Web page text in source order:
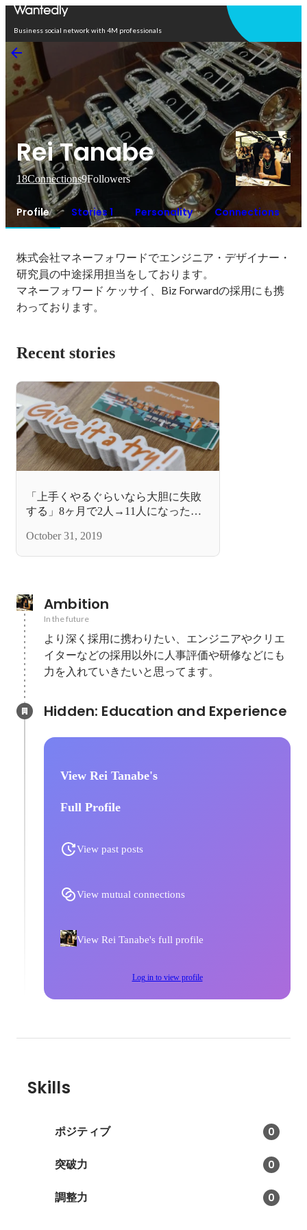
Business social network with 4M professionals
Rei Tanabe
18Connections9Followers
Profile Stories 1 Personality Connections
株式会社マネーフォワードでエンジニア・デザイナー・
研究員の中途採用担当をしております。
マネーフォワード ケッサイ、Biz Forwardの採用にも携
わっております。
Recent stories
「上手くやるぐらいなら大胆に失敗
する」8ヶ月で2人→11人になった京
October 31, 2019
Ambition
In the future
より深く採用に携わりたい、エンジニアやクリエ
イターなどの採用以外に人事評価や研修などにも
力を入れていきたいと思ってます。
View Rei Tanabe's
Full Profile
View past posts
View mutual connections
View Rei Tanabe's full profile
Log in to view profile
Skills
ポジティブ 0
突破力 0
調整力 0